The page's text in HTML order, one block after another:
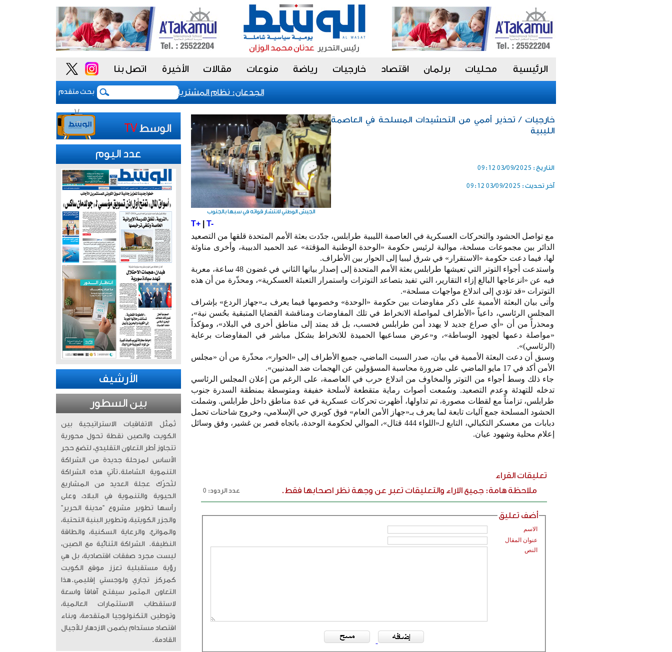
الرئيسية محليات برلمان اقتصاد خارجيات رياضة منوعات مقالات الأخيرة اتصل بنا
بحث متقدم
الجدعان: نظام المشتريات يمنح الحكومة السعودية أدوات أكثر مرونة
الجيش الوطني لانتشار قواته في سبها بالجنوب
خارجيات / تحذير أممي من التحشيدات المسلحة في العاصمة
الليبية
التاريخ : 03/09/2025 09:12
آخر تحديث : 03/09/2025 09:12
T+| T-
مع تواصل الحشود والتحركات العسكرية في العاصمة الليبية طرابلس، جدّدت بعثة الأمم المتحدة قلقها من التصعيد
الدائر بين مجموعات مسلحة، موالية لرئيس حكومة «الوحدة الوطنية المؤقتة» عبد الحميد الدبيبة، وأخرى مناوئة
لها، فيما دعت حكومة «الاستقرار» في شرق ليبيا إلى الحوار بين الأطراف.
واستدعت أجواء التوتر التي تعيشها طرابلس بعثة الأمم المتحدة إلى إصدار بيانها الثاني في غضون 48 ساعة، معربة
فيه عن «انزعاجها البالغ إزاء التقارير، التي تفيد بتصاعد التوترات واستمرار التعبئة العسكرية»، ومحذّرة من أن هذه
التوترات «قد تؤدي إلى اندلاع مواجهات مسلحة».
وأتى بيان البعثة الأممية على ذكر مفاوضات بين حكومة «الوحدة» وخصومها فيما يعرف بـ«جهاز الردع» بإشراف
المجلس الرئاسي، داعياً «الأطراف لمواصلة الانخراط في تلك المفاوضات ومناقشة القضايا المتبقية بحُسن نية»،
ومحذراً من أن «أي صراع جديد لا يهدد أمن طرابلس فحسب، بل قد يمتد إلى مناطق أخرى في البلاد»، ومؤكداً
«مواصلة دعمها لجهود الوساطة»، و«عرض مساعيها الحميدة للانخراط بشكل مباشر في المفاوضات برعاية
(الرئاسي)».
وسبق أن دعت البعثة الأممية في بيان، صدر السبت الماضي، جميع الأطراف إلى «الحوار»، محذّرة من أن «مجلس
الأمن أكد في 17 مايو الماضي على ضرورة محاسبة المسؤولين عن الهجمات ضد المدنيين».
جاء ذلك وسط أجواء من التوتر والمخاوف من اندلاع حرب في العاصمة، على الرغم من إعلان المجلس الرئاسي
تدخله للتهدئة وعدم التصعيد. وسُمعت أصوات رماية متقطعة لأسلحة خفيفة ومتوسطة بمنطقة السدرة جنوب
طرابلس، تزامناً مع لقطات مصورة، تم تداولها، أظهرت تحركات عسكرية في عدة مناطق داخل طرابلس. وشملت
الحشود المسلحة جمع آليات تابعة لما يعرف بـ«جهاز الأمن العام» فوق كوبري حي الإسلامي، وخروج شاحنات تحمل
دبابات من معسكر التكبالي، التابع لـ«اللواء 444 قتال»، الموالي لحكومة الوحدة، باتجاه قصر بن غشير، وفق وسائل
إعلام محلية وشهود عيان.
تعليقات القراء
ملاحظة هامة: جميع الاراء والتعليقات تعبر عن وجهة نظر اصحابها فقط.
عدد الردود: 0
أضف تعليق
الاسم
عنوان المقال
النص
عدد اليوم
الأرشيف
بين السطور
تُمثّل الاتفاقيات الاستراتيجية بين
الكويت والصين نقطة تحول محورية
تتجاوز أطر التعاون التقليدي، لتضع حجر
الأساس لمرحلة جديدة من الشراكة
التنموية الشاملة. ​تأتي هذه الشراكة
لتُحرّك عجلة العديد من المشاريع
الحيوية والتنموية في البلاد، وعلى
رأسها تطوير مشروع “مدينة الحرير”
والجزر الكويتية، وتطوير البنية التحتية،
والموانئ، والرعاية السكنية، والطاقة
النظيفة. الشراكة الثنائية مع الصين،
ليست مجرد صفقات اقتصادية، بل هي
رؤية مستقبلية تعزز موقع الكويت
كمركز تجاري ولوجستي إقليمي. ​هذا
التعاون المثمر سيفتح آفاقاً واسعة
لاستقطاب الاستثمارات العالمية،
وتوطين التكنولوجيا المتقدمة، وبناء
اقتصاد مستدام يضمن الازدهار للأجيال
القادمة.